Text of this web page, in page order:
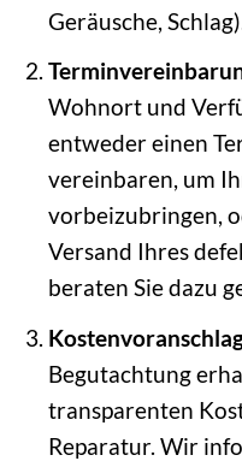
Geräusche,
Wohnort und
entweder einen
vereinbaren, um
vorbeizubringen,
Versand Ihres
beraten Sie dazu
Begutachtung
transparenten
Reparatur. Wir